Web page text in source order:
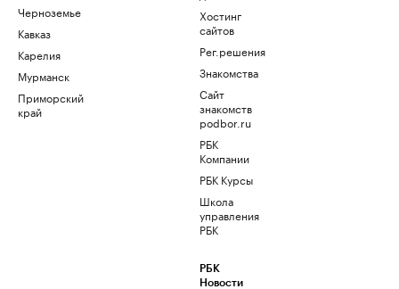
Черноземье
Кавказ
Карелия
Мурманск
Приморский
край
Хостинг
сайтов
Рег.решения
Знакомства
Сайт
знакомств
podbor.ru
РБК
Компании
РБК Курсы
Школа
управления
РБК
РБК
Новости